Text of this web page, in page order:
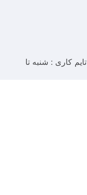
تایم کاری : شنبه تا